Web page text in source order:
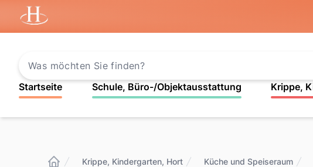
Startseite
Startseite Schule, Büro-/Objektausstattung Krippe,
Krippe, Kindergarten, Hort Küche und Speiseraum